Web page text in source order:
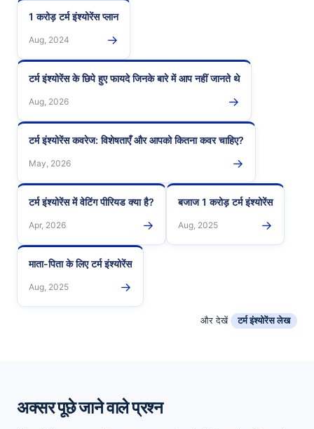
1 करोड़ टर्म इंश्योरेंस प्लान
Aug, 2024 →
टर्म इंश्योरेंस के छिपे हुए फायदे जिनके बारे में आप नहीं जानते थे
Aug, 2026 →
टर्म इंश्योरेंस कवरेज: विशेषताएँ और आपको कितना कवर चाहिए?
May, 2026 →
टर्म इंश्योरेंस में वेटिंग पीरियड क्या है?
Apr, 2026 →
बजाज 1 करोड़ टर्म इंश्योरेंस
Aug, 2025 →
माता-पिता के लिए टर्म इंश्योरेंस
Aug, 2025 →
और देखें टर्म इंश्योरेंस लेख
अक्सर पूछे जाने वाले प्रश्न